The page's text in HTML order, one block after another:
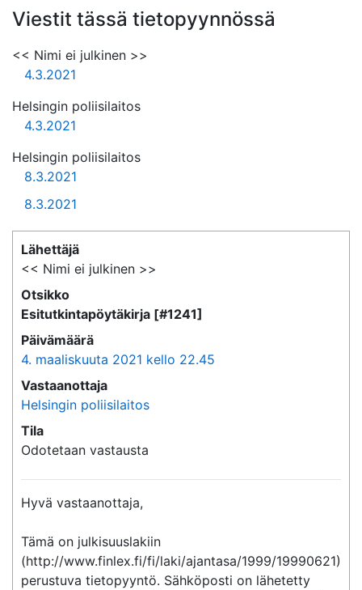
Viestit tässä tietopyynnössä
<< Nimi ei julkinen >>
4.3.2021
Helsingin poliisilaitos
4.3.2021
Helsingin poliisilaitos
8.3.2021
8.3.2021
Lähettäjä
<< Nimi ei julkinen >>
Otsikko
Esitutkintapöytäkirja [#1241]
Päivämäärä
4. maaliskuuta 2021 kello 22.45
Vastaanottaja
Helsingin poliisilaitos
Tila
Odotetaan vastausta
Hyvä vastaanottaja,
Tämä on julkisuuslakiin
(http://www.finlex.fi/fi/laki/ajantasa/1999/19990621)
perustuva tietopyyntö. Sähköposti on lähetetty